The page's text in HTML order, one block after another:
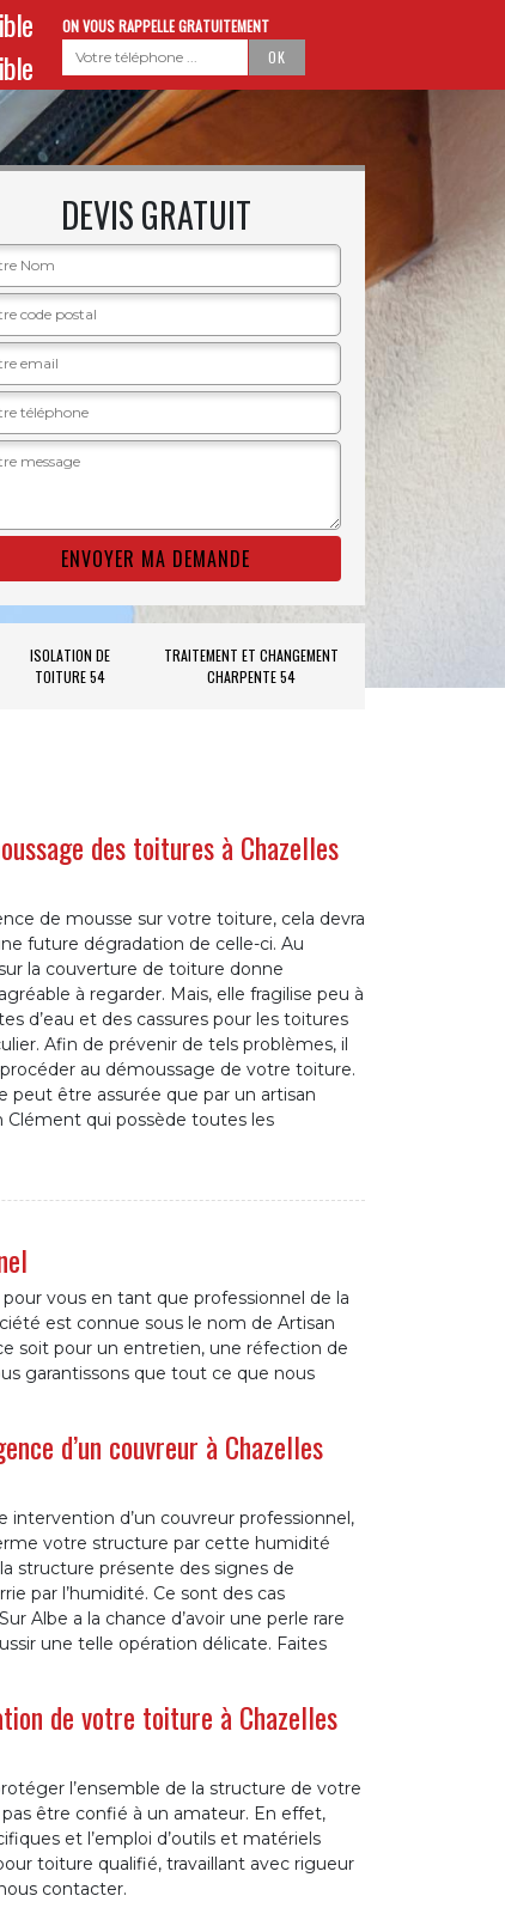
ON VOUS RAPPELLE GRATUITEMENT
DEVIS GRATUIT
ISOLATION DE
TOITURE 54
TRAITEMENT ET CHANGEMENT
CHARPENTE 54
des toitures à Chazelles
de mousse sur votre toiture, cela devra
future dégradation de celle-ci. Au
la couverture de toiture donne
à regarder. Mais, elle fragilise peu à
d’eau et des cassures pour les toitures
Afin de prévenir de tels problèmes, il
au démoussage de votre toiture.
peut être assurée que par un artisan
qui possède toutes les
vous en tant que professionnel de la
est connue sous le nom de Artisan
soit pour un entretien, une réfection de
garantissons que tout ce que nous
d’un couvreur à Chazelles
d’un couvreur professionnel,
votre structure par cette humidité
structure présente des signes de
par l’humidité. Ce sont des cas
Albe a la chance d’avoir une perle rare
une telle opération délicate. Faites
de votre toiture à Chazelles
l’ensemble de la structure de votre
être confié à un amateur. En effet,
et l’emploi d’outils et matériels
toiture qualifié, travaillant avec rigueur
contacter.